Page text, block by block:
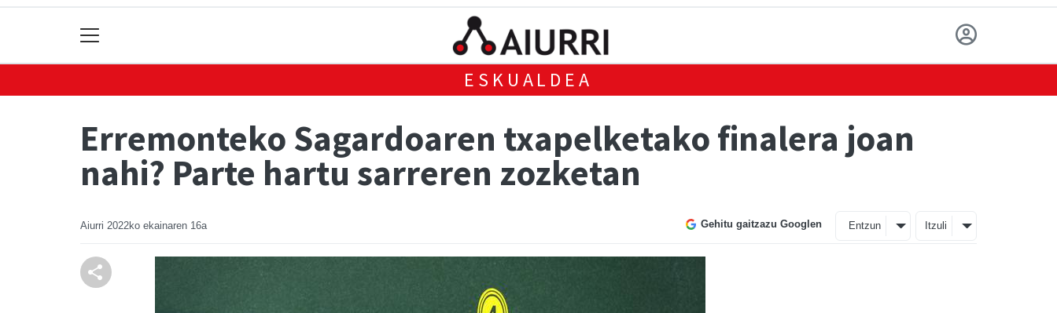
ESKUALDEA
Erremonteko Sagardoaren txapelketako finalera joan
nahi? Parte hartu sarreren zozketan
Aiurri 2022ko ekainaren 16a Gehitu gaitzazu Googlen Entzun Itzuli